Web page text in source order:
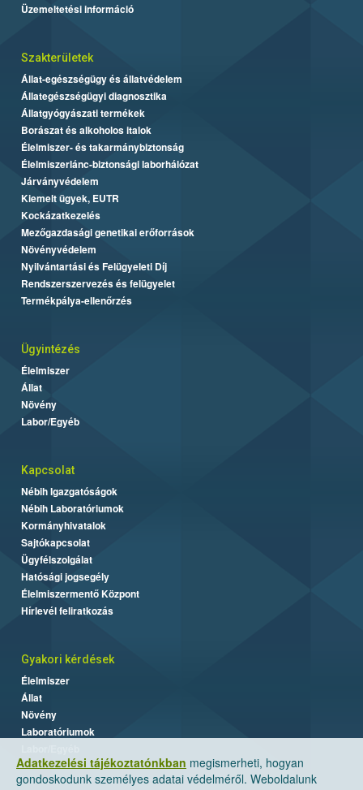
Adatkezelési tájékoztatónkban megismerheti, hogyan
gondoskodunk személyes adatai védelméről. Weboldalunk
Üzemeltetési információ
Szakterületek
Állat-egészségügy és állatvédelem
Állategészségügyi diagnosztika
Állatgyógyászati termékek
Borászat és alkoholos italok
Élelmiszer- és takarmánybiztonság
Élelmiszerlánc-biztonsági laborhálózat
Járványvédelem
Kiemelt ügyek, EUTR
Kockázatkezelés
Mezőgazdasági genetikai erőforrások
Növényvédelem
Nyilvántartási és Felügyeleti Díj
Rendszerszervezés és felügyelet
Termékpálya-ellenőrzés
Ügyintézés
Élelmiszer
Állat
Növény
Labor/Egyéb
Kapcsolat
Nébih Igazgatóságok
Nébih Laboratóriumok
Kormányhivatalok
Sajtókapcsolat
Ügyfélszolgálat
Hatósági jogsegély
Élelmiszermentő Központ
Hírlevél feliratkozás
Gyakori kérdések
Élelmiszer
Állat
Növény
Laboratóriumok